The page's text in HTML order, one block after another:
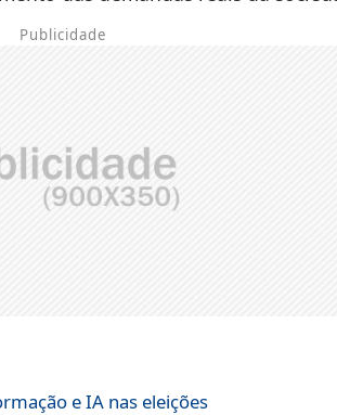
Publicidade
e IA nas eleições